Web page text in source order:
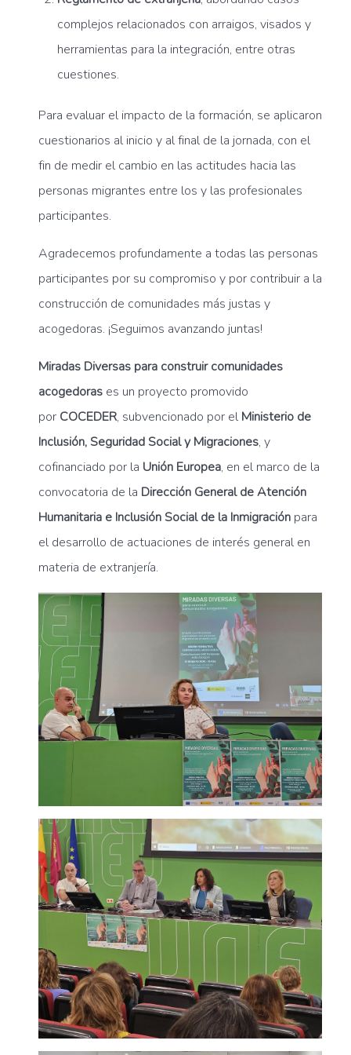
complejos relacionados con arraigos, visados y
herramientas para la integración, entre otras
cuestiones.
Para evaluar el impacto de la formación, se aplicaron
cuestionarios al inicio y al final de la jornada, con el
fin de medir el cambio en las actitudes hacia las
personas migrantes entre los y las profesionales
participantes.
Agradecemos profundamente a todas las personas
participantes por su compromiso y por contribuir a la
construcción de comunidades más justas y
acogedoras. ¡Seguimos avanzando juntas!
Miradas Diversas para construir comunidades
acogedoras es un proyecto promovido
por COCEDER, subvencionado por el Ministerio de
Inclusión, Seguridad Social y Migraciones, y
cofinanciado por la Unión Europea, en el marco de la
convocatoria de la Dirección General de Atención
Humanitaria e Inclusión Social de la Inmigración para
el desarrollo de actuaciones de interés general en
materia de extranjería.